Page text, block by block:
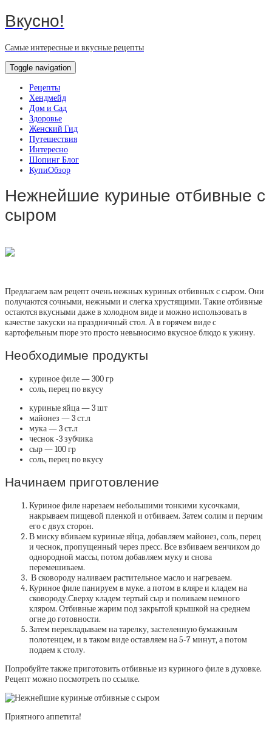
Вкусно!
Самые интересные и вкусные рецепты
Toggle navigation
Рецепты
Хендмейд
Дом и Сад
Здоровье
Женский Гид
Путешествия
Интересно
Шопинг Блог
КупиОбзор
Нежнейшие куриные отбивные с
сыром
Предлагаем вам рецепт очень нежных куриных отбивных с сыром. Они
получаются сочными, нежными и слегка хрустящими. Такие отбивные
остаются вкусными даже в холодном виде и можно использовать в
качестве закуски на праздничный стол. А в горячем виде с
картофельным пюре это просто невыносимо вкусное блюдо к ужину.
Необходимые продукты
куриное филе — 300 гр
соль, перец по вкусу
куриные яйца — 3 шт
майонез — 3 ст.л
мука — 3 ст.л
чеснок -3 зубчика
сыр — 100 гр
соль, перец по вкусу
Начинаем приготовление
Куриное филе нарезаем небольшими тонкими кусочками,
накрываем пищевой пленкой и отбиваем. Затем солим и перчим
его с двух сторон.
В миску вбиваем куриные яйца, добавляем майонез, соль, перец
и чеснок, пропущенный через пресс. Все взбиваем венчиком до
однородной массы, потом добавляем муку и снова
перемешиваем.
В сковороду наливаем растительное масло и нагреваем.
Куриное филе панируем в муке. а потом в кляре и кладем на
сковороду.Сверху кладем тертый сыр и поливаем немного
кляром. Отбивные жарим под закрытой крышкой на среднем
огне до готовности.
Затем перекладываем на тарелку, застеленную бумажным
полотенцем, и в таком виде оставляем на 5-7 минут, а потом
подаем к столу.
Попробуйте также приготовить отбивные из куриного филе в духовке.
Рецепт можно посмотреть по ссылке.
Приятного аппетита!